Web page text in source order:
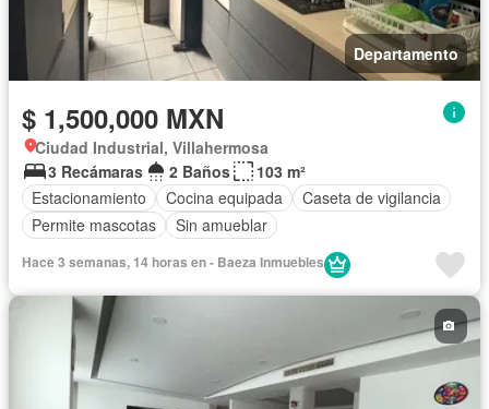
Departamento
$ 1,500,000 MXN
Ciudad Industrial, Villahermosa
3 Recámaras
2 Baños
103 m²
Estacionamiento
Cocina equipada
Caseta de vigilancia
Permite mascotas
Sin amueblar
Hace 3 semanas, 14 horas en - Baeza Inmuebles